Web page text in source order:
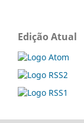
Edição Atual